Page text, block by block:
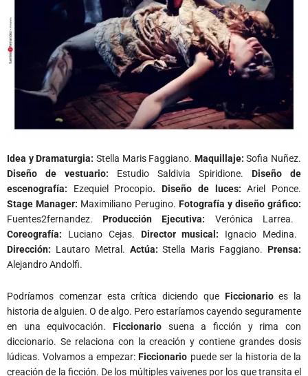
Idea y Dramaturgia: Stella Maris Faggiano. Maquillaje: Sofia Nuñez.
Diseño de vestuario: Estudio Saldivia Spiridione. Diseño de
escenografía: Ezequiel Procopio. Diseño de luces: Ariel Ponce.
Stage Manager: Maximiliano Perugino. Fotografía y diseño gráfico:
Fuentes2fernandez.Producción Ejecutiva: Verónica Larrea.
Coreografía: Luciano Cejas. Director musical: Ignacio Medina.
Dirección: Lautaro Metral. Actúa: Stella Maris Faggiano.Prensa:
Alejandro Andolfi.
Podríamos comenzar esta crítica diciendo que Ficcionarioes la
historia de alguien. O de algo. Pero estaríamos cayendo seguramente
en una equivocación. Ficcionario suena a ficción y rima con
diccionario. Se relaciona con la creación y contiene grandes dosis
lúdicas. Volvamos a empezar:Ficcionario puede ser la historia de la
creación de la ficción. De los múltiples vaivenes por los que transita el